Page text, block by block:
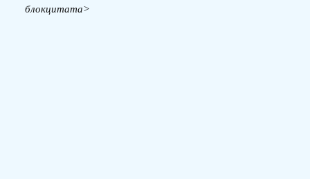
блокцитата>